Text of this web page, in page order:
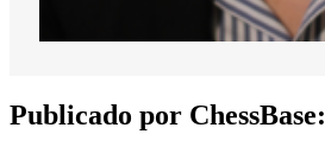
Publicado por ChessBase: